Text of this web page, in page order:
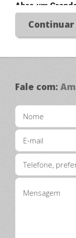
Abra um
Investimento!
Fale com: